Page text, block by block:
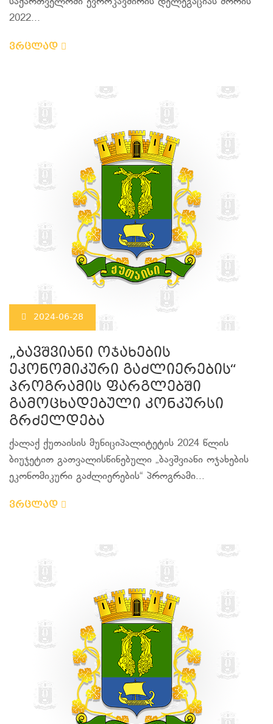
2022...
ვრცლად
2024-06-28
„ბავშვიანი ოჯახების
ეკონომიკური გაძლიერების“
პროგრამის ფარგლებში
გამოცხადებული კონკურსი
გრძელდება
ქალაქ ქუთაისის მუნიციპალიტეტის 2024 წლის
ბიუჯეტით გათვალისწინებული „ბავშვიანი ოჯახების
ეკონომიკური გაძლიერების“ პროგრამი...
ვრცლად